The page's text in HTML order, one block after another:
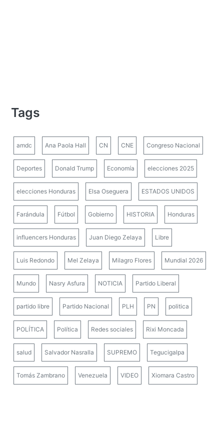
Tags
amdc Ana Paola Hall CN CNE Congreso Nacional
Deportes Donald Trump Economía elecciones 2025
elecciones Honduras Elsa Oseguera ESTADOS UNIDOS
Farándula Fútbol Gobierno HISTORIA Honduras
influencers Honduras Juan Diego Zelaya Libre
Luis Redondo Mel Zelaya Milagro Flores Mundial 2026
Mundo Nasry Asfura NOTICIA Partido Liberal
partido libre Partido Nacional PLH PN politica
POLÍTICA Política Redes sociales Rixi Moncada
salud Salvador Nasralla SUPREMO Tegucigalpa
Tomás Zambrano Venezuela VIDEO Xiomara Castro